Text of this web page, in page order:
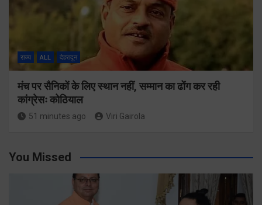
राज्य ALL देहरादून
मंच पर सैनिकों के लिए स्थान नहीं, सम्मान का ढोंग कर रही
कांग्रेसः कोठियाल
51 minutes ago Viri Gairola
You Missed